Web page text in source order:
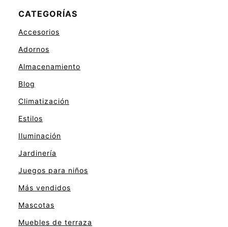
CATEGORÍAS
Accesorios
Adornos
Almacenamiento
Blog
Climatización
Estilos
Iluminación
Jardinería
Juegos para niños
Más vendidos
Mascotas
Muebles de terraza